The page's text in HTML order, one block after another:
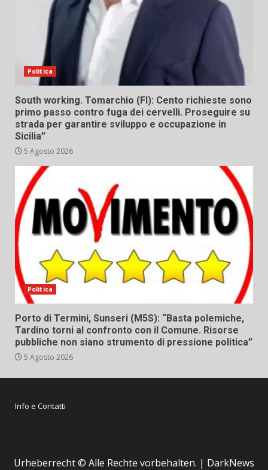
Politica
South working. Tomarchio (FI): Cento richieste sono
primo passo contro fuga dei cervelli. Proseguire su
strada per garantire sviluppo e occupazione in
Sicilia”
5 Agosto 2026
Politica
Porto di Termini, Sunseri (M5S): “Basta polemiche,
Tardino torni al confronto con il Comune. Risorse
pubbliche non siano strumento di pressione politica”
5 Agosto 2026
Info e Contatti
Urheberrecht © Alle Rechte vorbehalten. | DarkNews